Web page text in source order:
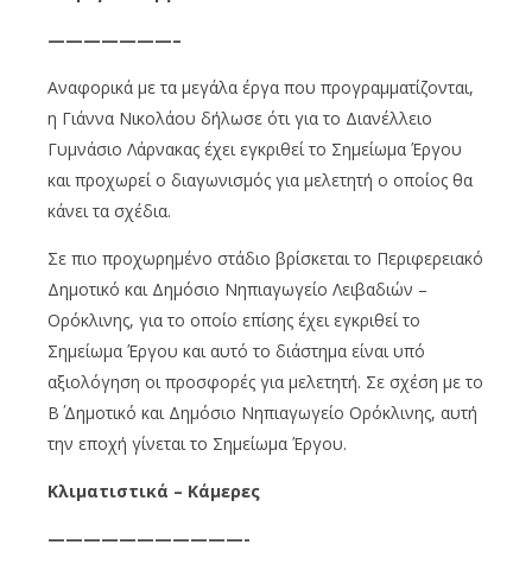
———————–
Αναφορικά με τα μεγάλα έργα που προγραμματίζονται,
η Γιάννα Νικολάου δήλωσε ότι για το Διανέλλειο
Γυμνάσιο Λάρνακας έχει εγκριθεί το Σημείωμα Έργου
και προχωρεί ο διαγωνισμός για μελετητή ο οποίος θα
κάνει τα σχέδια.
Σε πιο προχωρημένο στάδιο βρίσκεται το Περιφερειακό
Δημοτικό και Δημόσιο Νηπιαγωγείο Λειβαδιών –
Ορόκλινης, για το οποίο επίσης έχει εγκριθεί το
Σημείωμα Έργου και αυτό το διάστημα είναι υπό
αξιολόγηση οι προσφορές για μελετητή. Σε σχέση με το
Β΄ Δημοτικό και Δημόσιο Νηπιαγωγείο Ορόκλινης, αυτή
την εποχή γίνεται το Σημείωμα Έργου.
Κλιματιστικά – Κάμερες
———————————-